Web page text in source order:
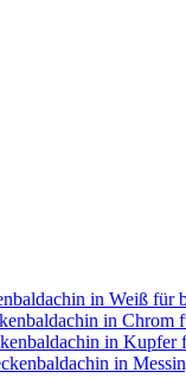
in Weiß für
in Chrom
in Kupfer
in